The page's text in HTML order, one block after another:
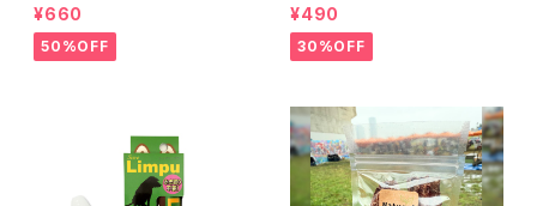
個セット ひんやり雑貨 アイスパ
ックla flaner ラフラネ
¥660
50%OFF
「鹿アキレス」ジビエ鹿 おやつ
¥490
30%OFF